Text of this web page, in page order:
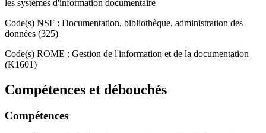
les systèmes d'information documentaire
Code(s) NSF : Documentation, bibliothèque, administration des
données (325)
Code(s) ROME : Gestion de l'information et de la documentation
(K1601)
Compétences et débouchés
Compétences